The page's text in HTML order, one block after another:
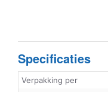
Specificaties
Verpakking per